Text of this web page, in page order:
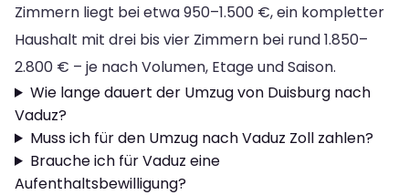
Zimmern liegt bei etwa 950–1.500 €, ein kompletter
Haushalt mit drei bis vier Zimmern bei rund 1.850–
2.800 € – je nach Volumen, Etage und Saison.
Wie lange dauert der Umzug von Duisburg nach
Vaduz?
Muss ich für den Umzug nach Vaduz Zoll zahlen?
Brauche ich für Vaduz eine
Aufenthaltsbewilligung?